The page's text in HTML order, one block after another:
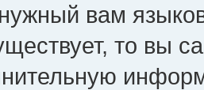
вам
то вы